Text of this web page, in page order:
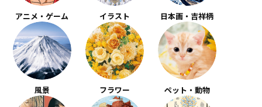
アニメ・ゲーム イラスト 日本画・吉祥柄
風景 フラワー ペット・動物